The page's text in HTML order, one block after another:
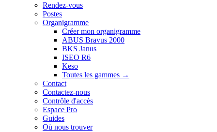
Rendez-vous
Postes
Organigramme
Créer mon organigramme
ABUS Bravus 2000
BKS Janus
ISEO R6
Keso
Toutes les gammes →
Contact
Contactez-nous
Contrôle d'accès
Espace Pro
Guides
Où nous trouver